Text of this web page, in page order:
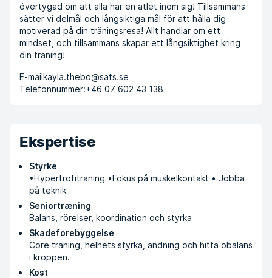
övertygad om att alla har en atlet inom sig! Tillsammans
sätter vi delmål och långsiktiga mål för att hålla dig
motiverad på din träningsresa! Allt handlar om ett
mindset, och tillsammans skapar ett långsiktighet kring
din träning!
E-mailkayla.thebo@sats.se
Telefonnummer:+46 07 602 43 138
Ekspertise
Styrke
•Hypertrofiträning •Fokus på muskelkontakt • Jobba
på teknik
Seniortræning
Balans, rörelser, koordination och styrka
Skadeforebyggelse
Core träning, helhets styrka, andning och hitta obalans
i kroppen.
Kost